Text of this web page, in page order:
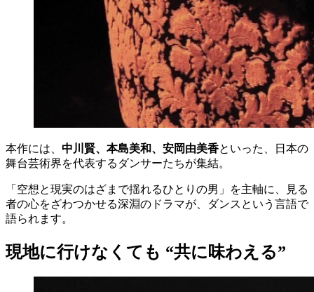
本作には、 中川賢、本島美和、安岡由美香といった、日本の
舞台芸術界を代表するダンサーたちが集結。
「空想と現実のはざまで揺れるひとりの男」を主軸に、見る
者の心をざわつかせる深淵のドラマが、ダンスという言語で
語られます。
現地に行けなくても “共に味わえる”